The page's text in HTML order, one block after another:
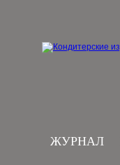
ЖУРНАЛ